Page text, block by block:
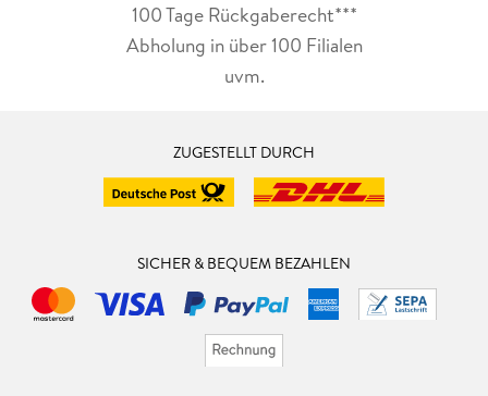
100 Tage Rückgaberecht***
Abholung in über 100 Filialen
uvm.
ZUGESTELLT DURCH
SICHER & BEQUEM BEZAHLEN